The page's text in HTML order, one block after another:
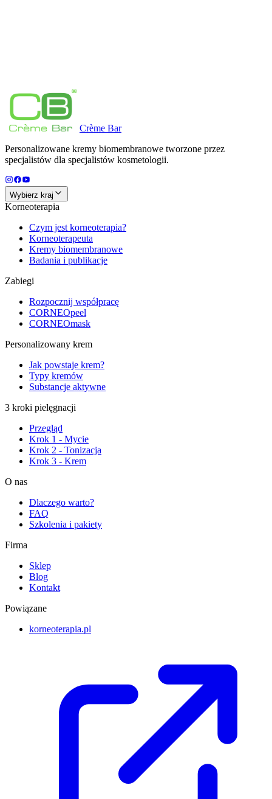
Sprawdź personalizowane kremy
Crème Bar
Personalizowane kremy biomembranowe tworzone przez
specjalistów dla specjalistów kosmetologii.
Wybierz kraj
Korneoterapia
Czym jest korneoterapia?
Korneoterapeuta
Kremy biomembranowe
Badania i publikacje
Zabiegi
Rozpocznij współpracę
CORNEOpeel
CORNEOmask
Personalizowany krem
Jak powstaje krem?
Typy kremów
Substancje aktywne
3 kroki pielęgnacji
Przegląd
Krok 1 - Mycie
Krok 2 - Tonizacja
Krok 3 - Krem
O nas
Dlaczego warto?
FAQ
Szkolenia i pakiety
Firma
Sklep
Blog
Kontakt
Powiązane
korneoterapia.pl